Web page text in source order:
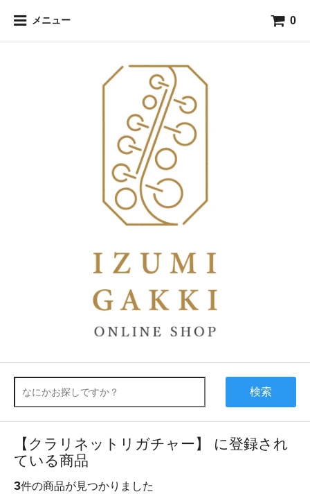
メニュー 0
検索
【クラリネットリガチャー】 に登録され
ている商品
3件の商品が見つかりました